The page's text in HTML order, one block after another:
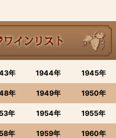
年 1944年 1945年
年 1949年 1950年
年 1954年 1955年
年 1959年 1960年